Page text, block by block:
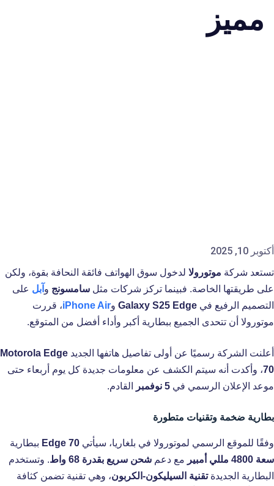
مميز
أكتوبر 10, 2025
تستعد شركة موتورولا لدخول سوق الهواتف فائقة النحافة بقوة، ولكن
على طريقتها الخاصة. فبينما تركز شركات مثل سامسونج و آبل على
التصميم الرفيع في Galaxy S25 Edge وiPhone Air، قررت
موتورولا أن تتحدى الجميع ببطارية أكبر وأداء أفضل من المتوقع.
أعلنت الشركة رسميًا عن أولى تفاصيل هاتفها الجديد Motorola Edge
70، وأكدت أنه سيتم الكشف عن معلومات جديدة كل يوم أربعاء حتى
موعد الإعلان الرسمي في 5 نوفمبر القادم.
بطارية ضخمة وتقنيات متطورة
وفقًا للموقع الرسمي لموتورولا في بلغاريا، سيأتي Edge 70 ببطارية
سعة 4800 مللي أمبير
مع دعم شحن سريع بقدرة 68 واط
. وتستخدم
البطارية الجديدةتقنية السيليكون-الكربون، وهي تقنية تضمن كثافة